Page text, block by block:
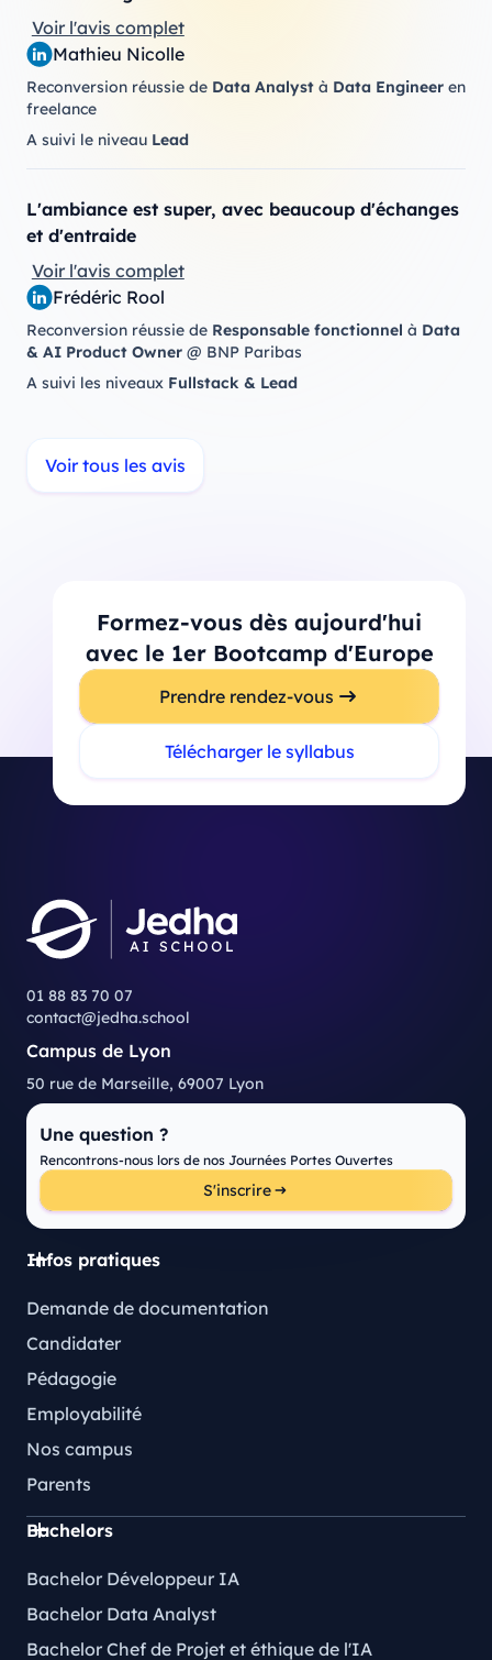
Mathieu Nicolle
Reconversion réussie de Data Analyst à Data Engineer en
freelance
A suivi le niveau Lead
Voir l'avis complet
Frédéric Rool
Reconversion réussie de Responsable fonctionnel à Data
& AI Product Owner @ BNP Paribas
A suivi les niveaux Fullstack & Lead
L'ambiance est super, avec beaucoup d'échanges
et d'entraide
Voir l'avis complet
Voir tous les avis
Formez-vous dès aujourd'hui
avec le 1er Bootcamp d'Europe
Prendre rendez-vous
Télécharger le syllabus
01 88 83 70 07
contact@jedha.school
Campus de Lyon
50 rue de Marseille, 69007 Lyon
Une question ?
Rencontrons-nous lors de nos Journées Portes Ouvertes
S'inscrire
Infos pratiques
Demande de documentation
Candidater
Pédagogie
Employabilité
Nos campus
Parents
Bachelors
Bachelor Développeur IA
Bachelor Data Analyst
Bachelor Chef de Projet et éthique de l'IA